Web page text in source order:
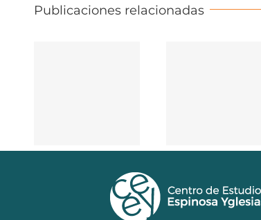
Publicaciones relacionadas